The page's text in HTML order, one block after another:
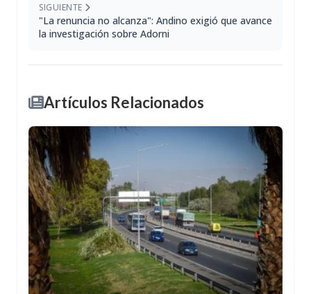
SIGUIENTE
"La renuncia no alcanza": Andino exigió que avance
la investigación sobre Adorni
Artículos Relacionados